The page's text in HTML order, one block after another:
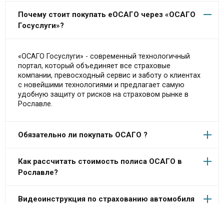
Почему стоит покупать еОСАГО через «ОСАГО
Госуслуги»?
«ОСАГО Госуслуги» - современный технологичный
портал, который объединяет все страховые
компании, превосходный сервис и заботу о клиентах
с новейшими технологиями и предлагает самую
удобную защиту от рисков на страховом рынке в
Рославле.
Обязательно ли покупать ОСАГО ?
Как рассчитать стоимость полиса ОСАГО в
Рославле?
Видеоинструкция по страхованию автомобиля